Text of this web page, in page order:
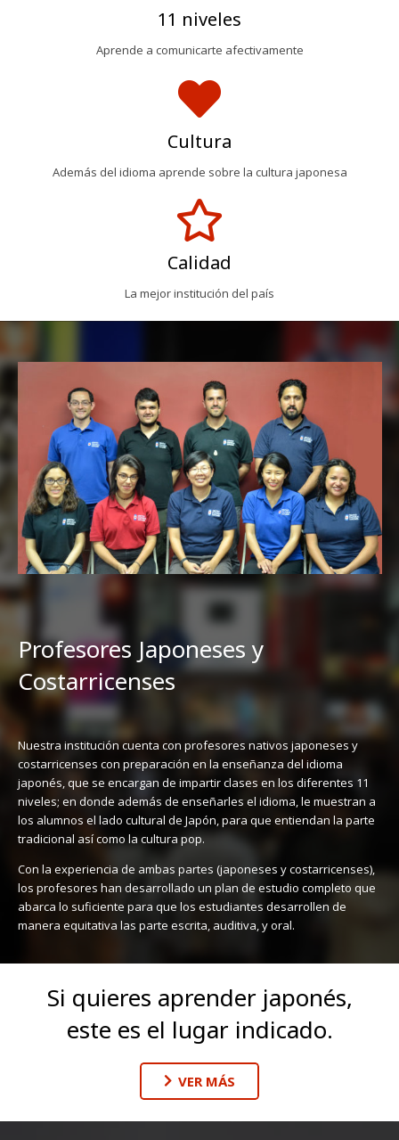
11 niveles
Aprende a comunicarte afectivamente
Cultura
Además del idioma aprende sobre la cultura japonesa
Calidad
La mejor institución del país
Profesores Japoneses y
Costarricenses
Nuestra institución cuenta con profesores nativos japoneses y
costarricenses con preparación en la enseñanza del idioma
japonés, que se encargan de impartir clases en los diferentes 11
niveles; en donde además de enseñarles el idioma, le muestran a
los alumnos el lado cultural de Japón, para que entiendan la parte
tradicional así como la cultura pop.
Con la experiencia de ambas partes (japoneses y costarricenses),
los profesores han desarrollado un plan de estudio completo que
abarca lo suficiente para que los estudiantes desarrollen de
manera equitativa las parte escrita, auditiva, y oral.
Si quieres aprender japonés,
este es el lugar indicado.
VER MÁS